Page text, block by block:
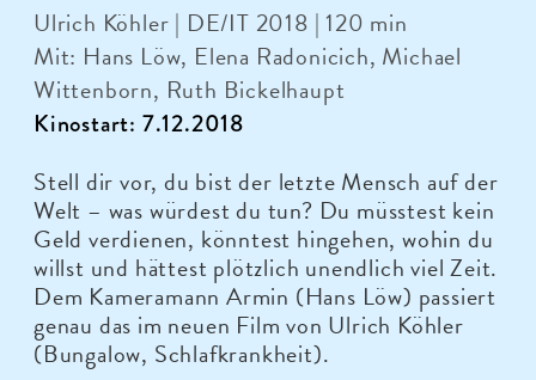
Ulrich Köhler | DE/IT 2018 | 120 min
Mit: Hans Löw, Elena Radonicich, Michael
Wittenborn, Ruth Bickelhaupt
Kinostart: 7.12.2018
Stell dir vor, du bist der letzte Mensch auf der
Welt – was würdest du tun? Du müsstest kein
Geld verdienen, könntest hingehen, wohin du
willst und hättest plötzlich unendlich viel Zeit.
Dem Kameramann Armin (Hans Löw) passiert
genau das im neuen Film von Ulrich Köhler
(Bungalow, Schlafkrankheit).